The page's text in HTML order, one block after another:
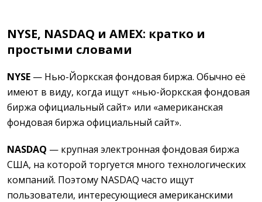
NYSE, NASDAQ и AMEX: кратко и
простыми словами
NYSE — Нью-Йоркская фондовая биржа. Обычно её
имеют в виду, когда ищут «нью-йоркская фондовая
биржа официальный сайт» или «американская
фондовая биржа официальный сайт».
NASDAQ — крупная электронная фондовая биржа
США, на которой торгуется много технологических
компаний. Поэтому NASDAQ часто ищут
пользователи, интересующиеся американскими